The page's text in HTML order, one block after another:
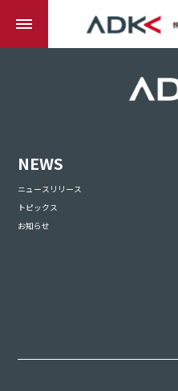
NEWS
ニュースリリース
トピックス
お知らせ